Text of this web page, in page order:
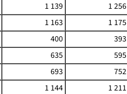
1 139 1 256
1 163 1 175
400 393
635 595
693 752
1 144 1 211